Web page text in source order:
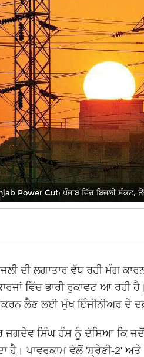
Power Cut: ਪੰਜਾਬ ਵਿੱਚ ਬਿਜਲੀ ਸੰਕਟ,
ਦੀ ਲਗਾਤਾਰ ਵੱਧ ਰਹੀ ਮੰਗ
ਵਿੱਚ ਭਾਰੀ ਰੁਕਾਵਟ ਆ
ਲੈਣ ਲਈ ਮੁੱਖ ਇੰਜੀਨੀਅਰ ਦੇ
ਸਿੰਘ ਹੰਸ ਨੂੰ ਦੱਸਿਆ ਕਿ ਜਦੋਂ
ਹੈ। ਪਾਵਰਕਾਮ ਵੱਲੋਂ 'ਸ਼੍ਰੇਣੀ-2'